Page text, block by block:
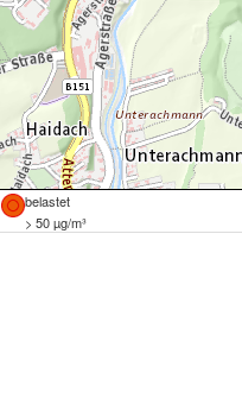
belastet
> 50 µg/m³